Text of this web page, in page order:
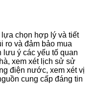
lựa chọn hợp lý và tiết
ro và đảm bảo mua
ý các yếu tố quan
xem xét lịch sử sử
điện nước, xem xét vị
cung cấp đáng tin